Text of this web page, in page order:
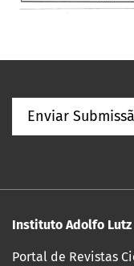
Enviar
Instituto Adolfo Lutz
Portal de Revistas